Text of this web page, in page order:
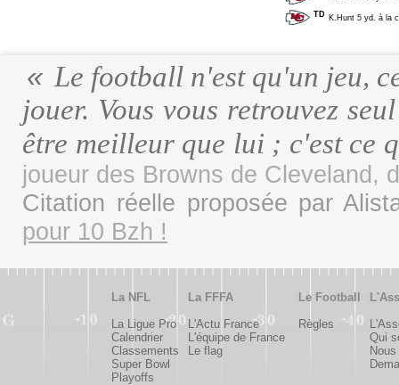
TD K.Hunt 5 yd. à la
Le football n'est qu'un jeu,
jouer. Vous vous retrouvez
être meilleur que lui ; c'est ce
joueur des Browns de Cleveland,
Citation réelle proposée par
pour 10 Bzh !
La NFL
La Ligue Pro
Calendrier
Classements
Super Bowl
Playoffs
La FFFA
L'Actu France
L'équipe de France
Le flag
Le Football
Règles
Qui